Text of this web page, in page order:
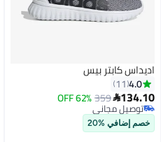
اديداس كابتر بيس
4.0
11
134.10
359
62% OFF
توصيل مجاني
توصيل مجاني
خصم إضافي %20